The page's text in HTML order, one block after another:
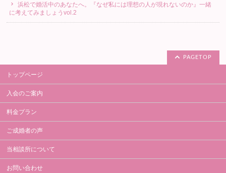
浜松で婚活中のあなたへ。『なぜ私には理想の人が現れないのか』一緒
に考えてみましょうvol.2
PAGETOP
トップページ
入会のご案内
料金プラン
ご成婚者の声
当相談所について
お問い合わせ